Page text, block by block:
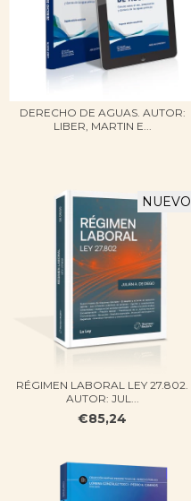
DERECHO DE AGUAS. AUTOR:
LIBER, MARTIN E...
NUEVO
RÉGIMEN LABORAL​ LEY 27.802​.
AUTOR: JUL...
€85,24